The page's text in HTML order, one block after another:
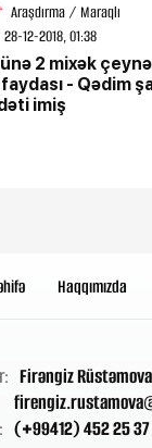
Araşdırma / Maraqlı
28-12-2018, 01:38
2 mixək
- Qədim
imiş
Haqqımızda
Firəngiz Rüstəmova
(+99412) 452 25 37